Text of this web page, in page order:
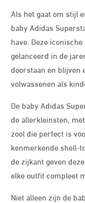
Als het gaat om stijl
baby Adidas
have. Deze
gelanceerd in de
doorstaan en blijven
volwassenen als
De baby Adidas
de allerkleinsten,
zool die perfect is
kenmerkende shell-
de zijkant geven
elke outfit compleet
Niet alleen zijn de